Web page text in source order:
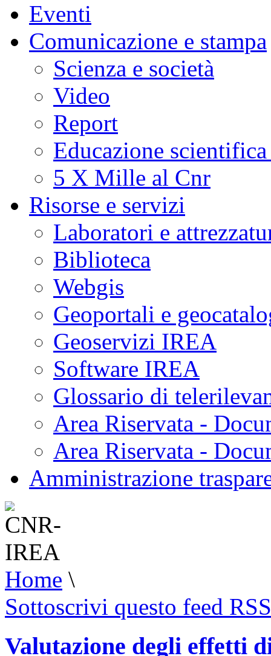
Eventi
Comunicazione e stampa
Scienza e società
Video
Report
Educazione
5 X Mille al Cnr
Risorse e servizi
Laboratori e
Biblioteca
Webgis
Geoportali e
Geoservizi IREA
Software IREA
Glossario di
Area Riservata -
Area Riservata -
Amministrazione
Home \
Sottoscrivi questo feed RSS
Valutazione degli effetti